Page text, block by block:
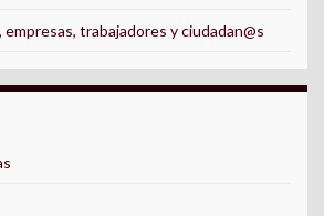
trabajadores y ciudadan@s